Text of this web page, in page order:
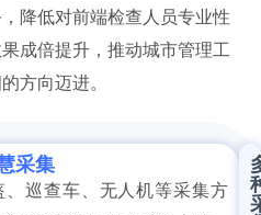
降低对前端检查人员专业性
成倍提升，推动城市管理工
方向迈进。
采集
巡查车、无人机等采集方